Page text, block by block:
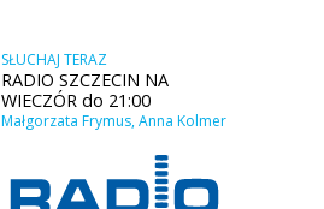
SŁUCHAJ TERAZ
RADIO SZCZECIN NA
WIECZÓR do 21:00
Małgorzata Frymus, Anna Kolmer